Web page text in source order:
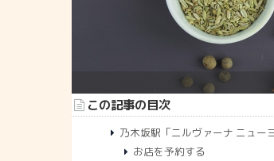
この記事の目次
乃木坂駅「ニルヴァーナ ニュー
お店を予約する